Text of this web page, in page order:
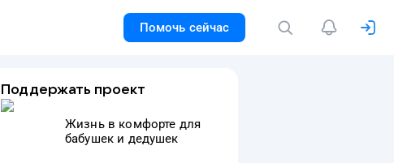
Помочь сейчас
Поддержать проект
Жизнь в комфорте для
бабушек и дедушек